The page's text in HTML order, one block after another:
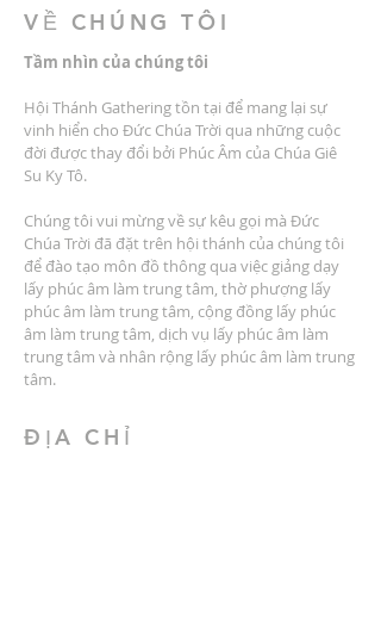
VỀ CHÚNG TÔI
Tầm nhìn của chúng tôi
Hội Thánh Gathering tồn tại để mang lại sự
vinh hiển cho Đức Chúa Trời qua những cuộc
đời được thay đổi bởi Phúc Âm của Chúa Giê
Su Ky Tô.
Chúng tôi vui mừng về sự kêu gọi mà Đức
Chúa Trời đã đặt trên hội thánh của chúng tôi
để đào tạo môn đồ thông qua việc giảng dạy
lấy phúc âm làm trung tâm, thờ phượng lấy
phúc âm làm trung tâm, cộng đồng lấy phúc
âm làm trung tâm, dịch vụ lấy phúc âm làm
trung tâm và nhân rộng lấy phúc âm làm trung
tâm.
ĐỊA CHỈ